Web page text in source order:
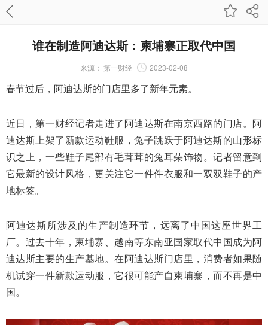
谁在制造阿迪达斯：柬埔寨正取代中国
来源： 第一财经 2023-02-08
春节过后，阿迪达斯的门店里多了新年元素。
近日，第一财经记者走进了阿迪达斯在南京西路的门店。阿
迪达斯上架了新款运动鞋服，兔子跳跃于阿迪达斯的山形标
识之上，一些鞋子尾部有毛茸茸的兔耳朵饰物。记者留意到
它最新的设计风格，更关注它一件件衣服和一双双鞋子的产
地标签。
阿迪达斯所涉及的生产制造环节，远离了中国这座世界工
厂。过去十年，柬埔寨、越南等东南亚国家取代中国成为阿
迪达斯主要的生产基地。在阿迪达斯门店里，消费者如果随
机试穿一件新款运动服，它很可能产自柬埔寨，而不再是中
国。